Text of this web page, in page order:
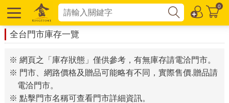
0
全台門市庫存一覽
※ 網頁之「庫存狀態」僅供參考，有無庫存請電洽門市。
※ 門市、網路價格及贈品可能略有不同，實際售價.贈品請
電洽門市。
※ 點擊門市名稱可查看門市詳細資訊。